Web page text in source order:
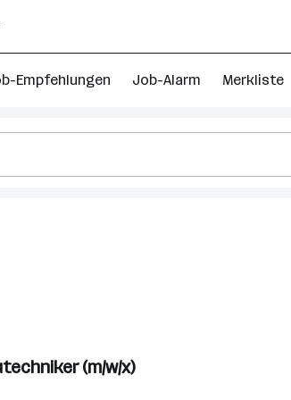
Empfehlungen Job-Alarm Merkliste
(m/w/x)